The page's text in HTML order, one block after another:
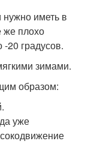
иметь в
же плохо
20 градусов.
зимами.
образом:
уже